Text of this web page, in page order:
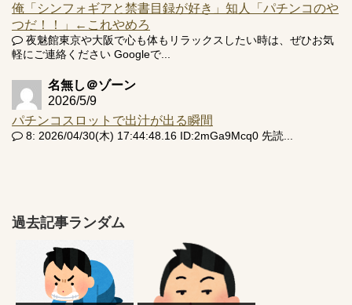
俺「シンフォギアと禁書目録が好き」知人「パチンコのや
つだ！！」←これやめろ
夜魅館東京や大阪で心も体もリラックスしたい時は、ぜひお気
軽にご連絡ください Googleで...
名無し＠ゾーン
2026/5/9
パチンコスロットで出汁が出る瞬間
8: 2026/04/30(木) 17:44:48.16 ID:2mGa9Mcq0 先読...
過去記事ランダム